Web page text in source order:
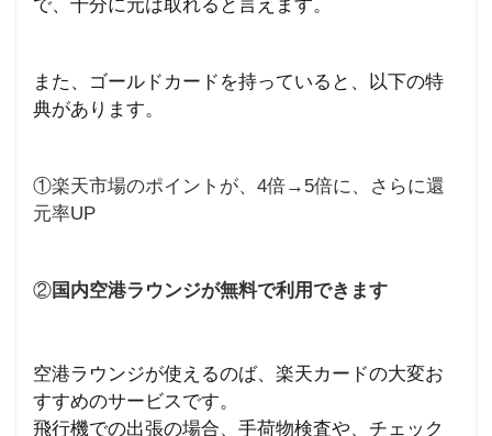
で、十分に元は取れると言えます。
また、ゴールドカードを持っていると、以下の特
典があります。
①楽天市場のポイントが、 4倍→ 5倍に、さらに還
元率UP
②国内空港ラウンジが無料で利用できます
空港ラウンジが使えるのば、楽天カードの大変お
すすめのサービスです。
飛行機での出張の場合、手荷物検査や、チェック